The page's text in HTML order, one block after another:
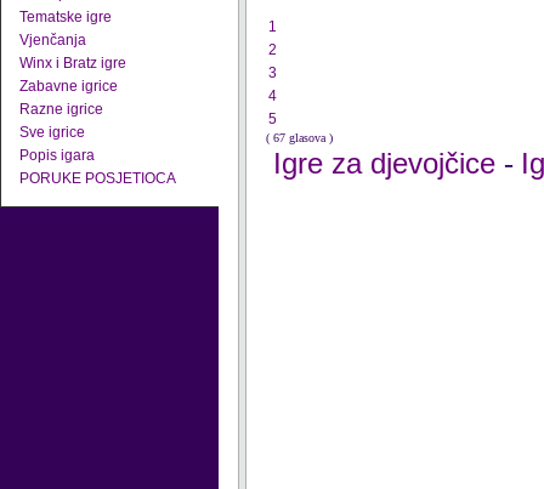
Tematske igre
Vjenčanja
Winx i Bratz igre
Zabavne igrice
Razne igrice
Sve igrice
Popis igara
PORUKE POSJETIOCA
1
2
3
4
5
( 67 glasova )
Igre za djevojčice -